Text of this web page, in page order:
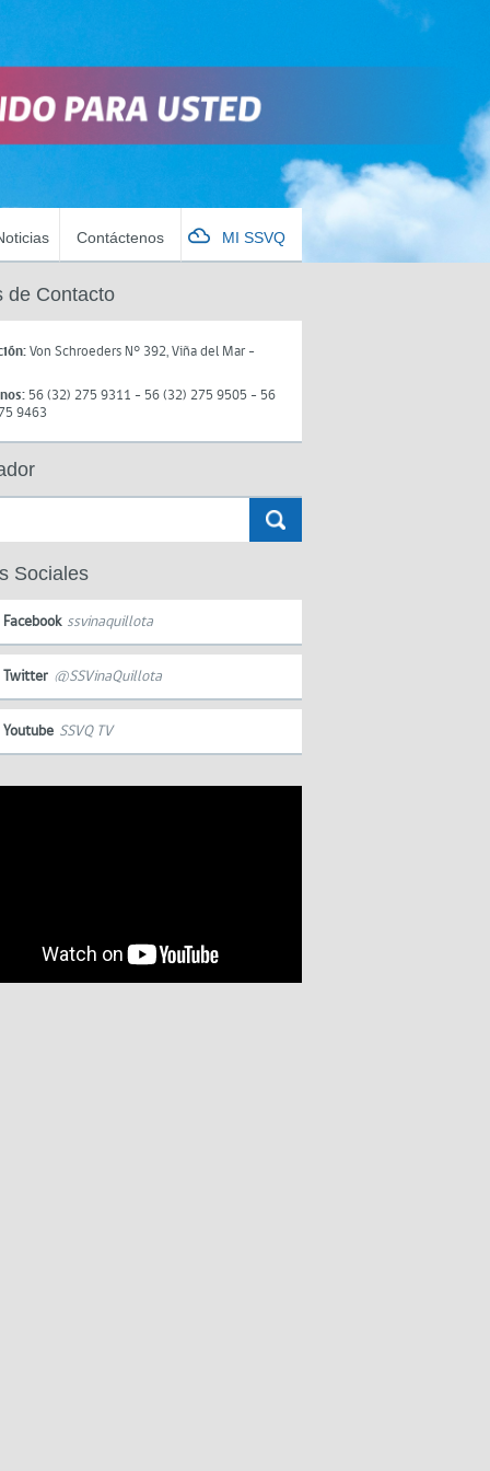
Contáctenos MI SSVQ
de Contacto
Von Schroeders N° 392, Viña del Mar -
56 (32) 275 9311 - 56 (32) 275 9505 - 56
9463
Sociales
Facebook ssvinaquillota
Twitter @SSVinaQuillota
Youtube SSVQ TV